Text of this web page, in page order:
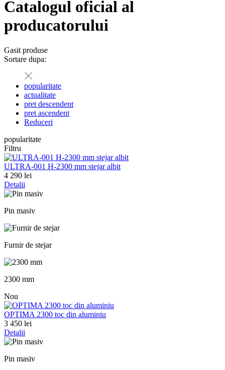
Catalogul oficial al
producatorului
Gasit produse
Sortare dupa:
popularitate
actualitate
pret descendent
pret ascendent
Reduceri
popularitate
Filtru
ULTRA-001 H-2300 mm stejar albit
4 290 lei
Detalii
Pin masiv
Furnir de stejar
2300 mm
Nou
OPTIMA 2300 toc din aluminiu
3 450 lei
Detalii
Pin masiv